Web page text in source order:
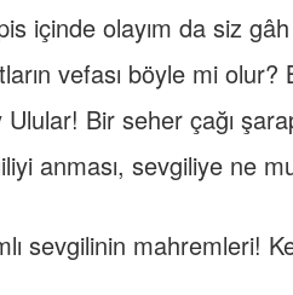
içinde olayım da siz
vefası böyle mi
Ulular! Bir seher çağı
anması, sevgiliye ne
sevgilinin mahremleri!